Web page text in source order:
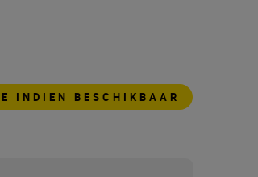
INDIEN BESCHIKBAAR